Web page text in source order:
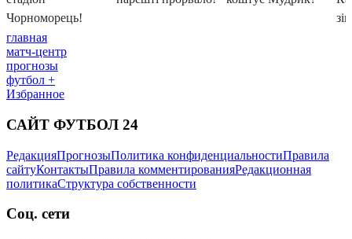
главная
матч-центр
прогнозы
футбол +
Избранное
САЙТ ФУТБОЛ 24
РедакцияПрогнозыПолитика конфиденциальностиПравила
сайтуКонтактыПравила комментированияРедакционная
политикаСтруктура собственности
Соц. сети